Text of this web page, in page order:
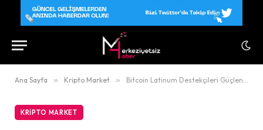
Ana Sayfa » Kripto Market » Bitcoin Latinum Destekçileri Güçleniyor
KRIPTO MARKET